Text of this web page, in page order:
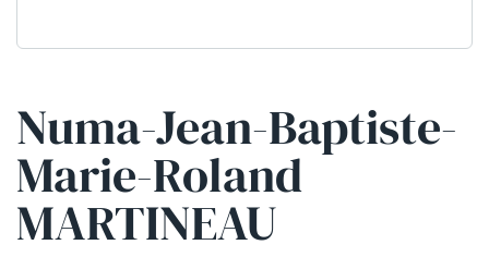
Numa-Jean-Baptiste-
Marie-Roland
MARTINEAU
Qui sommes-nous ?
La Conférence
La Conférence de Renfort
La défense pénale